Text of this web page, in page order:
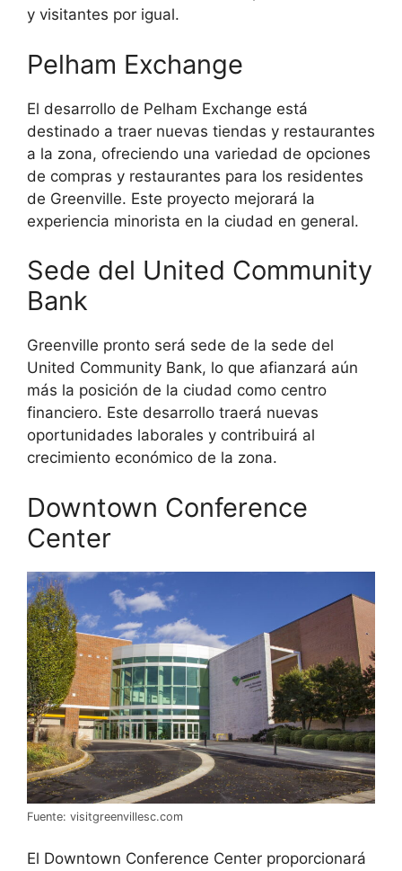
y visitantes por igual.
Pelham Exchange
El desarrollo de Pelham Exchange está
destinado a traer nuevas tiendas y restaurantes
a la zona, ofreciendo una variedad de opciones
de compras y restaurantes para los residentes
de Greenville. Este proyecto mejorará la
experiencia minorista en la ciudad en general.
Sede del United Community
Bank
Greenville pronto será sede de la sede del
United Community Bank, lo que afianzará aún
más la posición de la ciudad como centro
financiero. Este desarrollo traerá nuevas
oportunidades laborales y contribuirá al
crecimiento económico de la zona.
Downtown Conference
Center
Fuente: visitgreenvillesc.com
El Downtown Conference Center proporcionará